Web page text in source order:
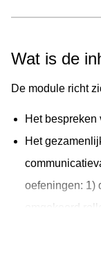
Wat is de
De module richt
Het bespreken
Het
oefeningen: 1)
omgekeerd